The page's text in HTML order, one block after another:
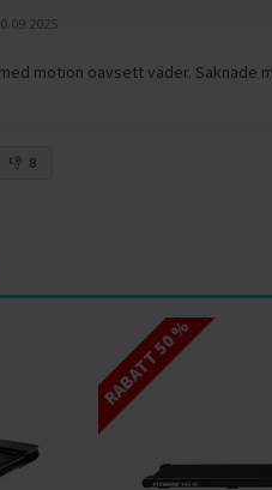
motion oavsett väder. Saknade
8
RABATT 50 %